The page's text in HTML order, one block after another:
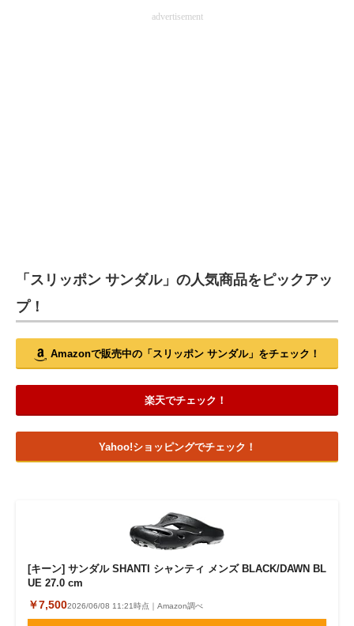
advertisement
「スリッポン サンダル」の人気商品をピックアッ
プ！
Amazonで販売中の「スリッポン サンダル」をチェック！
楽天でチェック！
Yahoo!ショッピングでチェック！
[キーン] サンダル SHANTI シャンティ メンズ BLACK/DAWN BL
UE 27.0 cm
￥7,5002026/06/08 11:21時点｜Amazon調べ